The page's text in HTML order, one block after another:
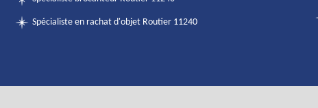
Spécialiste en rachat d'objet Routier 11240